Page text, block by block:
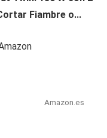
Fiambre o...
Amazon.es